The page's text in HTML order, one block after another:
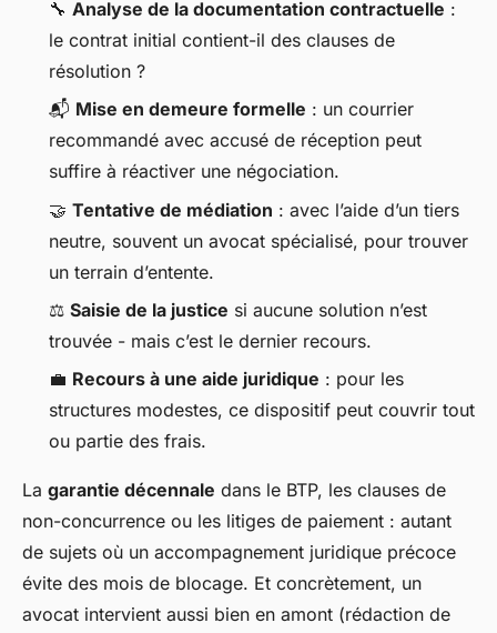
🔧 Analyse de la documentation contractuelle :
le contrat initial contient-il des clauses de
résolution ?
📬 Mise en demeure formelle : un courrier
recommandé avec accusé de réception peut
suffire à réactiver une négociation.
🤝 Tentative de médiation : avec l’aide d’un tiers
neutre, souvent un avocat spécialisé, pour trouver
un terrain d’entente.
⚖️ Saisie de la justice si aucune solution n’est
trouvée - mais c’est le dernier recours.
💼 Recours à une aide juridique : pour les
structures modestes, ce dispositif peut couvrir tout
ou partie des frais.
La garantie décennale dans le BTP, les clauses de
non-concurrence ou les litiges de paiement : autant
de sujets où un accompagnement juridique précoce
évite des mois de blocage. Et concrètement, un
avocat intervient aussi bien en amont (rédaction de